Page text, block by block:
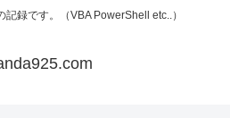
録です。（VBA PowerShell etc..）